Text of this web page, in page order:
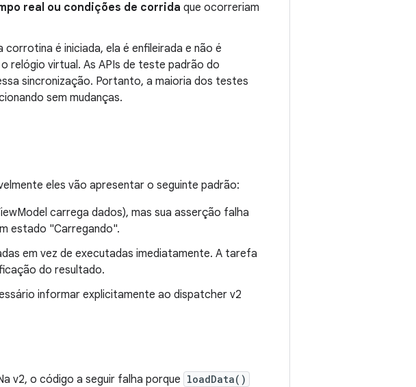
real ou condições de corrida que ocorreriam
corrotina é iniciada, ela é enfileirada e não é
relógio virtual. As APIs de teste padrão do
sincronização. Portanto, a maioria dos testes
sem mudanças.
eles vão apresentar o seguinte padrão:
carrega dados), mas sua asserção falha
estado "Carregando".
em vez de executadas imediatamente. A tarefa
do resultado.
informar explicitamente ao dispatcher v2
v2, o código a seguir falha porque loadData()